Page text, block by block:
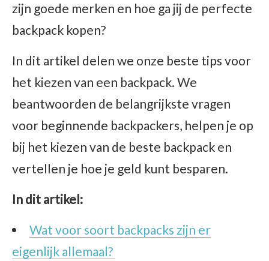
zijn goede merken en hoe ga jij de perfecte
backpack kopen?
In dit artikel delen we onze beste tips voor
het kiezen van een backpack. We
beantwoorden de belangrijkste vragen
voor beginnende backpackers, helpen je op
bij het kiezen van de beste backpack en
vertellen je hoe je geld kunt besparen.
In dit artikel:
Wat voor soort backpacks zijn er
eigenlijk allemaal?